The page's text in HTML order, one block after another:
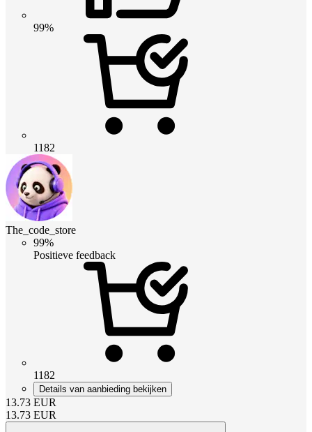
99%
1182
The_code_store
99%
Positieve feedback
1182
Details van aanbieding bekijken
13.73 EUR
13.73 EUR